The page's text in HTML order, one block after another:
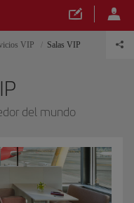
VIP Salas VIP
del mundo